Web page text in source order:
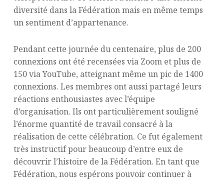
diversité dans la Fédération mais en même temps
un sentiment d’appartenance.
Pendant cette journée du centenaire, plus de 200
connexions ont été recensées via Zoom et plus de
150 via YouTube, atteignant même un pic de 1400
connexions. Les membres ont aussi partagé leurs
réactions enthousiastes avec l’équipe
d’organisation. Ils ont particulièrement souligné
l’énorme quantité de travail consacré à la
réalisation de cette célébration. Ce fut également
très instructif pour beaucoup d’entre eux de
découvrir l’histoire de la Fédération. En tant que
Fédération, nous espérons pouvoir continuer à